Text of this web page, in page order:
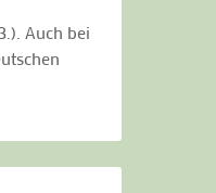
Auch bei